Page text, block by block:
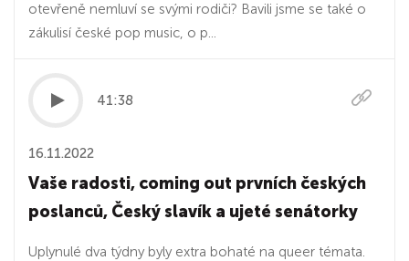
otevřeně nemluví se svými rodiči? Bavili jsme se také o
zákulisí české pop music, o p...
41:38
16.11.2022
Vaše radosti, coming out prvních českých
poslanců, Český slavík a ujeté senátorky
Uplynulé dva týdny byly extra bohaté na queer témata.